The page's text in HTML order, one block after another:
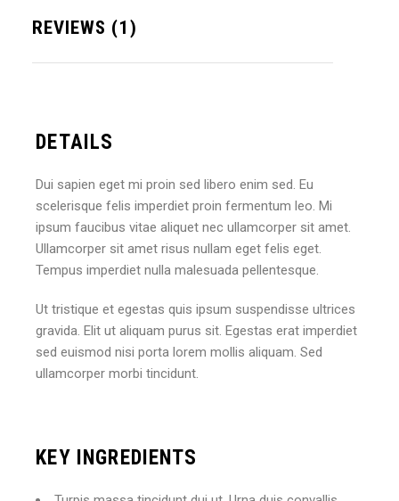
REVIEWS (1)
DETAILS
Dui sapien eget mi proin sed libero enim sed. Eu
scelerisque felis imperdiet proin fermentum leo. Mi
ipsum faucibus vitae aliquet nec ullamcorper sit amet.
Ullamcorper sit amet risus nullam eget felis eget.
Tempus imperdiet nulla malesuada pellentesque.
Ut tristique et egestas quis ipsum suspendisse ultrices
gravida. Elit ut aliquam purus sit. Egestas erat imperdiet
sed euismod nisi porta lorem mollis aliquam. Sed
ullamcorper morbi tincidunt.
KEY INGREDIENTS